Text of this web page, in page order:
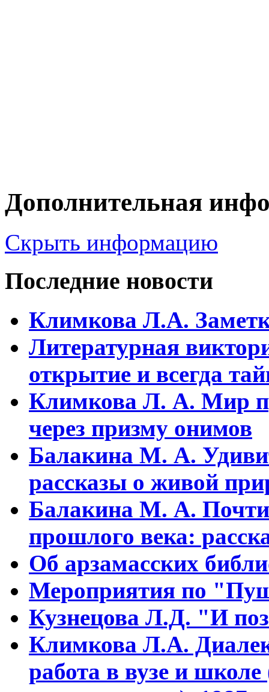
Дополнительная
Скрыть информацию
Последние новости
Климкова Л.А.
Литературная
открытие и всегда
Климкова Л. А. Мир
через призму онимов
Балакина М. А.
рассказы о живой
Балакина М. А. Почти
прошлого века:
Об арзамасских
Мероприятия по
Кузнецова Л.Д. "И
Климкова Л.А.
работа в вузе и